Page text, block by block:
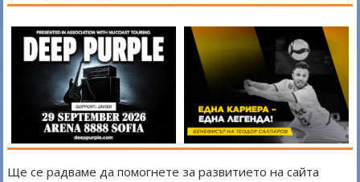
Ще се радваме да помогнете за развитието на сайта